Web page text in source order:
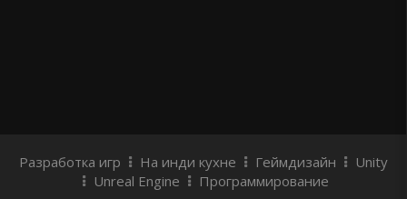
Разработка игр На инди кухне Геймдизайн
Unity
Unreal Engine
Программирование